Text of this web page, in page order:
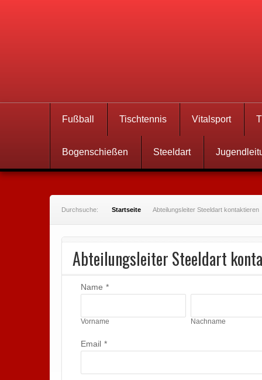
Fußball Tischtennis Vitalsport
Bogenschießen Steeldart
Durchsuche: Startseite Abteilungsleiter Steeldart kontaktieren
Abteilungsleiter Steeldart
Name *
Vorname Nachname
Email *